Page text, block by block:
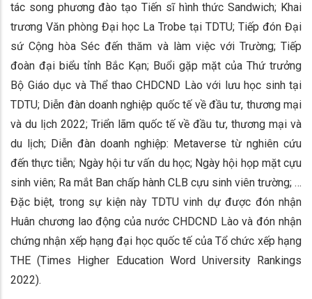
tác song phương đào tạo Tiến sĩ hình thức Sandwich; Khai
trương Văn phòng Đại học La Trobe tại TDTU; Tiếp đón Đại
sứ Cộng hòa Séc đến thăm và làm việc với Trường; Tiếp
đoàn đại biểu tỉnh Bắc Kạn; Buổi gặp mặt của Thứ trưởng
Bộ Giáo dục và Thể thao CHDCND Lào với lưu học sinh tại
TDTU; Diễn đàn doanh nghiệp quốc tế về đầu tư, thương mại
và du lịch 2022; Triển lãm quốc tế về đầu tư, thương mại và
du lịch; Diễn đàn doanh nghiệp: Metaverse từ nghiên cứu
đến thực tiễn; Ngày hội tư vấn du học; Ngày hội họp mặt cựu
sinh viên; Ra mắt Ban chấp hành CLB cựu sinh viên trường; …
Đặc biệt, trong sự kiện này TDTU vinh dự được đón nhận
Huân chương lao động của nước CHDCND Lào và đón nhận
chứng nhận xếp hạng đại học quốc tế của Tổ chức xếp hạng
THE (Times Higher Education Word University Rankings
2022).